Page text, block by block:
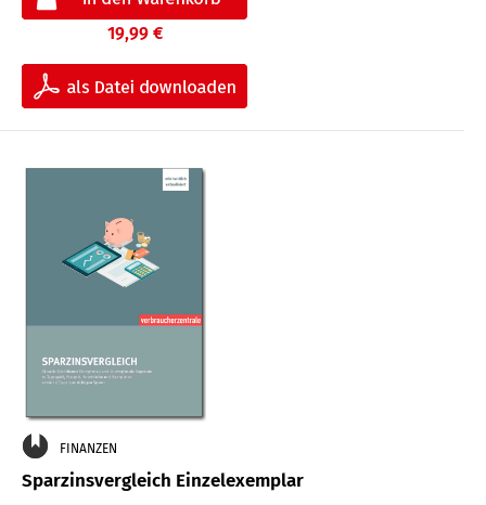
19,99 €
FINANZEN
Sparzinsvergleich Einzelexemplar